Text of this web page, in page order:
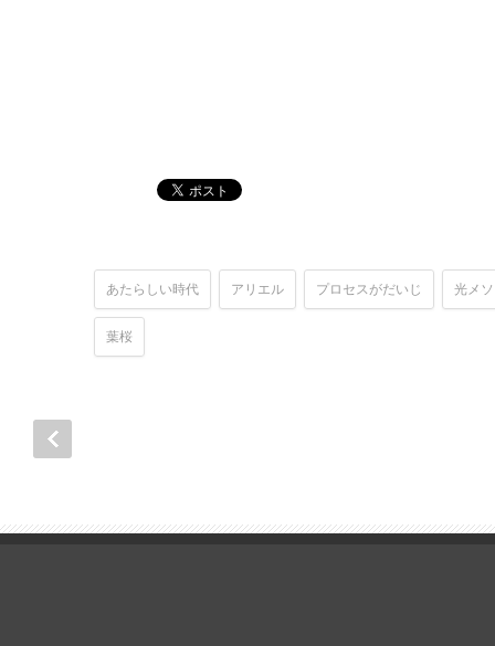
あたらしい時代 アリエル プロセスがだいじ 光メ
葉桜